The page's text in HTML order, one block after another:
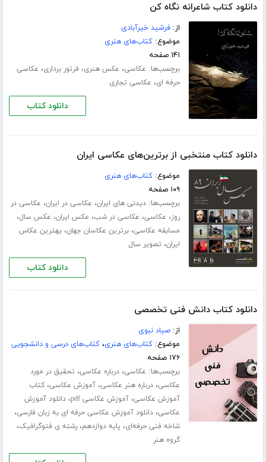
دانلود کتاب شاعرانه نگاه کن
از:فرشید خیرآبادی
موضوع:کتاب‌های هنری
۱۴۱ صفحه
برچسب‌ها: عکاسی، عکس هنری، فرتور برداری، عکاسی
حرفه ای، عکاسی تجاری
دانلود کتاب
دانلود کتاب منتخبی از برترین‌های عکاسی ایران
موضوع:کتاب‌های هنری
۱۰۹ صفحه
برچسب‌ها:دیدنی های ایران، عکاسی در ایران، عکاسی در
روز، عکاسی، عکاسی در شب، عکس ایران، عکس سال،
مسابقه عکاسی،برترین عکاسان جهان،بهترین عکاس
ایران، تصویر سال
دانلود کتاب
دانلود کتاب دانش فنی تخصصی
از:صیاد نبوی
موضوع:کتاب‌های هنری،کتاب‌های درسی و دانشجویی
۱۷۶ صفحه
برچسب‌ها: عکاسی،درباره عکاسی، تحقیق در مورد
عکاسی،درباره هنر عکاسی،آموزش عکاسی،کتاب
آموزش عکاسی،آموزش عکاسی pdf ،دانلود آموزش
عکاسی،دانلود آموزش عکاسی حرفه ای به زبان فارسی،
شاخه فنی حرفه‌ای، پایه دوازدهم،رشته ی فتوگرافیک،
گروه هنر